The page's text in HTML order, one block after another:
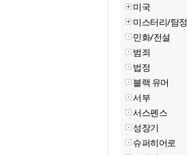
미국
미스터리/탐정
민화/전설
범죄
법정
블랙 유머
서부
서스펜스
성장기
슈퍼히어로